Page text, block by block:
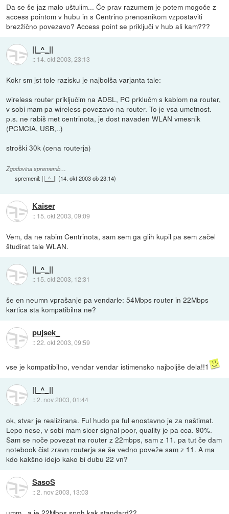
Da se še jaz malo uštulim... Če prav razumem je potem mogoče z
access pointom v hubu in s Centrino prenosnikom vzpostaviti
brezžično povezavo? Access point se priključi v hub ali kam???
||_^_||
:: 14. okt 2003, 23:13
Kokr sm jst tole razisku je najbolša varjanta tale:
wireless router priključim na ADSL, PC prklučm s kablom na router,
v sobi mam pa wireless povezavo na router. To je vsa umetnost.
p.s. ne rabiš met centrinota, je dost navaden WLAN vmesnik
(PCMCIA, USB,..)
stroški 30k (cena routerja)
Zgodovina sprememb…
spremenil: ||_^_|| (14. okt 2003 ob 23:14)
Kaiser
:: 15. okt 2003, 09:09
Vem, da ne rabim Centrinota, sam sem ga glih kupil pa sem začel
študirat tale WLAN.
||_^_||
:: 15. okt 2003, 12:31
še en neumn vprašanje pa vendarle: 54Mbps router in 22Mbps
kartica sta kompatibilna ne?
pujsek_
::22. okt 2003, 09:59
vse je kompatibilno, vendar vendar istimensko najboljše dela!!1
||_^_||
::2. nov 2003, 01:44
ok, stvar je realizirana. Ful hudo pa ful enostavno je za naštimat.
Lepo nese, v sobi mam sicer signal poor, quality je pa cca. 90%.
Sam se noče povezat na router z 22mbps, sam z 11. pa tut če dam
notebook čist zravn routerja se še vedno poveže sam z 11. A ma
kdo kakšno idejo kako bi dubu 22 vn?
SasoS
::2. nov 2003, 13:03